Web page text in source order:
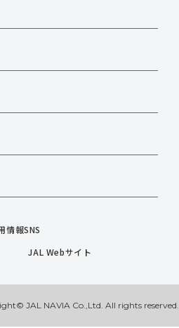
情報SNS
JAL Webサイト
JAL NAVIA Co.,Ltd. All rights reserved.